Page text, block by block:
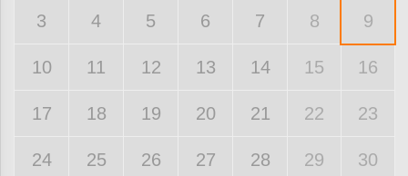
3 4 5 6 7 8 9
10 11 12 13 14 15 16
17 18 19 20 21 22 23
24 25 26 27 28 29 30